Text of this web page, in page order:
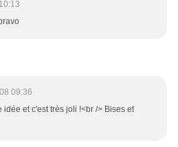
09:36
idée et c'est très joli !<br /> Bises et